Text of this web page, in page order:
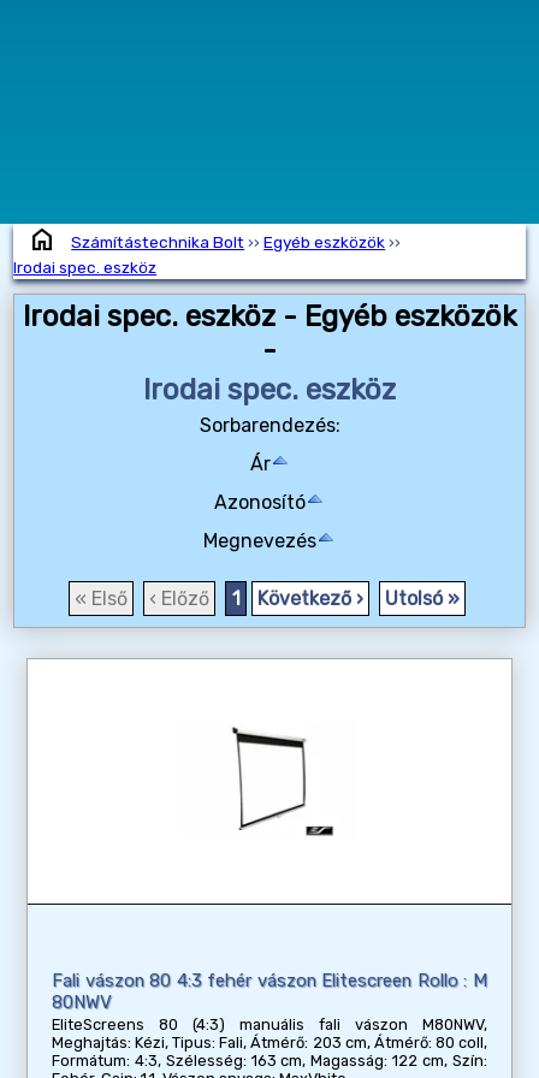
home Számítástechnika Bolt ››Egyéb eszközök››
Irodai spec. eszköz
Irodai spec. eszköz - Egyéb eszközök
-
Irodai spec. eszköz
Sorbarendezés:
Ár
Azonosító
Megnevezés
« Első ‹ Előző 1 Következő › Utolsó »
Fali vászon 80 4:3 fehér vászon Elitescreen Rollo : M
80NWV
EliteScreens 80 (4:3) manuális fali vászon M80NWV,
Meghajtás: Kézi, Tipus: Fali, Átmérő: 203 cm, Átmérő: 80 coll,
Formátum: 4:3, Szélesség: 163 cm, Magasság: 122 cm, Szín: